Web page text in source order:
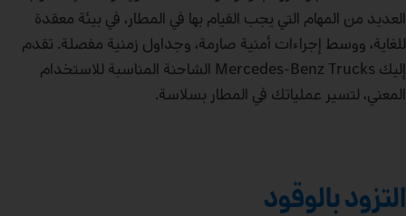
العديد من المهام التي يجب القيام بها في المطار، في بيئة معقدة
للغاية، ووسط إجراءات أمنية صارمة، وجداول زمنية مفصلة. تقدم
إليك Mercedes‑Benz Trucks الشاحنة المناسبة للاستخدام
المعني، لتسير عملياتك في المطار بسلاسة.
التزود بالوقود